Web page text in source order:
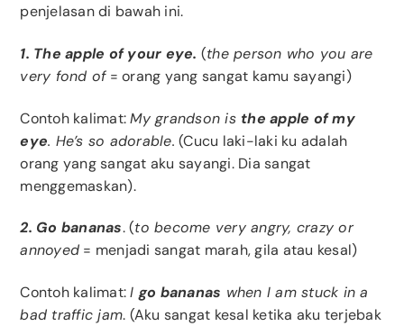
penjelasan di bawah ini.
1. The apple of your eye. (the person who you are
very fond of= orang yang sangat kamu sayangi)
Contoh kalimat:My grandson is the apple of my
eye. He’s so adorable. (Cucu laki-laki ku adalah
orang yang sangat aku sayangi. Dia sangat
menggemaskan).
2. Go bananas. (to become very angry, crazy or
annoyed = menjadi sangat marah, gila atau kesal)
Contoh kalimat:I go bananas when I am stuck in a
bad traffic jam. (Aku sangat kesal ketika aku terjebak